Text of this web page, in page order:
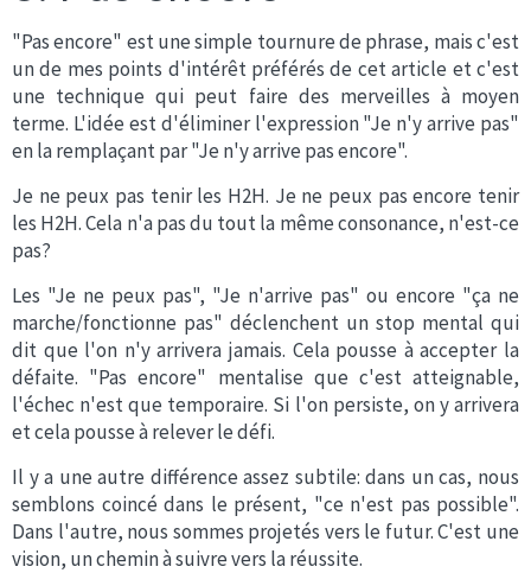
"Pas encore" est une simple tournure de phrase, mais c'est
un de mes points d'intérêt préférés de cet article et c'est
une technique qui peut faire des merveilles à moyen
terme. L'idée est d'éliminer l'expression "Je n'y arrive pas"
en la remplaçant par "Je n'y arrive pas encore".
Je ne peux pas tenir les H2H. Je ne peux pas encore tenir
les H2H. Cela n'a pas du tout la même consonance, n'est-ce
pas?
Les "Je ne peux pas", "Je n'arrive pas" ou encore "ça ne
marche/fonctionne pas" déclenchent un stop mental qui
dit que l'on n'y arrivera jamais. Cela pousse à accepter la
défaite. "Pas encore" mentalise que c'est atteignable,
l'échec n'est que temporaire. Si l'on persiste, on y arrivera
et cela pousse à relever le défi.
Il y a une autre différence assez subtile: dans un cas, nous
semblons coincé dans le présent, "ce n'est pas possible".
Dans l'autre, nous sommes projetés vers le futur. C'est une
vision, un chemin à suivre vers la réussite.